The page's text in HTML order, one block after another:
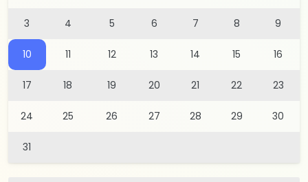
3 4 5 6 7 8 9
10 11 12 13 14 15 16
17 18 19 20 21 22 23
24 25 26 27 28 29 30
31